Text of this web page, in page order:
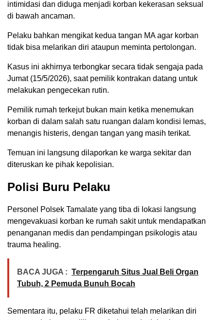
intimidasi dan diduga menjadi korban kekerasan seksual
di bawah ancaman.
Pelaku bahkan mengikat kedua tangan MA agar korban
tidak bisa melarikan diri ataupun meminta pertolongan.
Kasus ini akhirnya terbongkar secara tidak sengaja pada
Jumat (15/5/2026), saat pemilik kontrakan datang untuk
melakukan pengecekan rutin.
Pemilik rumah terkejut bukan main ketika menemukan
korban di dalam salah satu ruangan dalam kondisi lemas,
menangis histeris, dengan tangan yang masih terikat.
Temuan ini langsung dilaporkan ke warga sekitar dan
diteruskan ke pihak kepolisian.
Polisi Buru Pelaku
Personel Polsek Tamalate yang tiba di lokasi langsung
mengevakuasi korban ke rumah sakit untuk mendapatkan
penanganan medis dan pendampingan psikologis atau
trauma healing.
BACA JUGA : Terpengaruh Situs Jual Beli Organ
Tubuh, 2 Pemuda Bunuh Bocah
Sementara itu, pelaku FR diketahui telah melarikan diri